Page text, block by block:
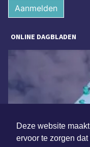
Deze website
ervoor te zorgen
Aanmelden
ONLINE DAGBLADEN